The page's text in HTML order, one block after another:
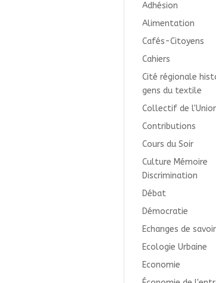
Adhésion
Alimentation
Cafés-Citoyens
Cahiers
Cité régionale
gens du textile
Collectif de
Contributions
Cours du Soir
Culture Mémoire
Discrimination
Débat
Démocratie
Echanges de
Ecologie Urbaine
Economie